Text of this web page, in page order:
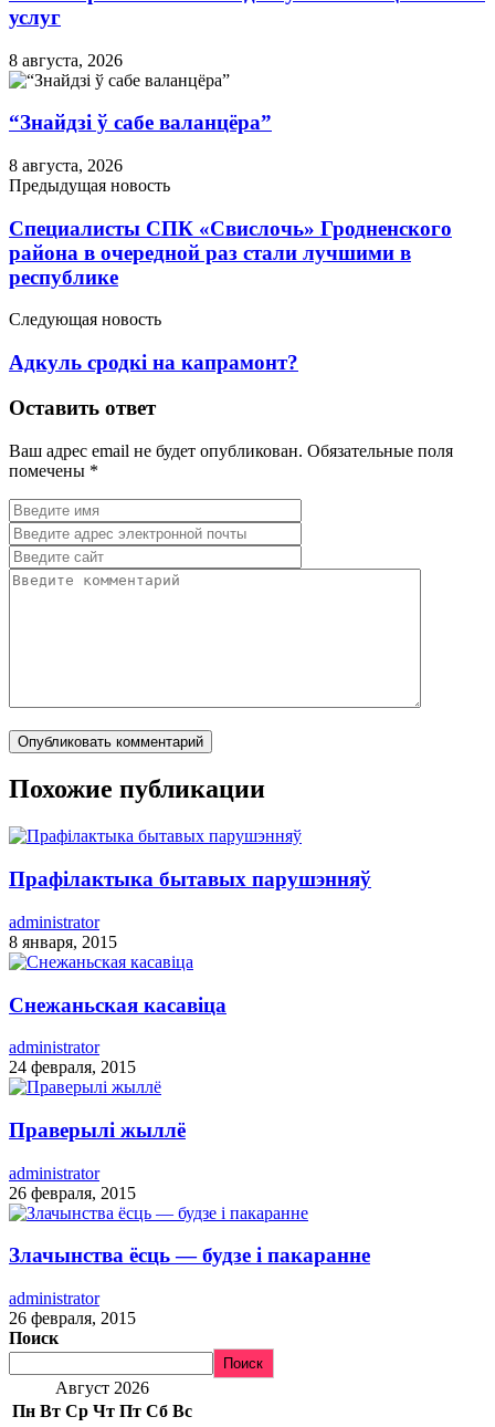
услуг
8 августа, 2026
“Знайдзі ў сабе валанцёра”
8 августа, 2026
Предыдущая новость
Специалисты СПК «Свислочь» Гродненского
района в очередной раз стали лучшими в
республике
Следующая новость
Адкуль сродкі на капрамонт?
Оставить ответ
Ваш адрес email не будет опубликован. Обязательные поля
помечены *
Похожие публикации
Прафілактыка бытавых парушэнняў
administrator
8 января, 2015
Снежаньская касавіца
administrator
24 февраля, 2015
Праверылі жыллё
administrator
26 февраля, 2015
Злачынства ёсць — будзе і пакаранне
administrator
26 февраля, 2015
Поиск
Поиск
Август 2026
Пн Вт Ср Чт Пт Сб Вс